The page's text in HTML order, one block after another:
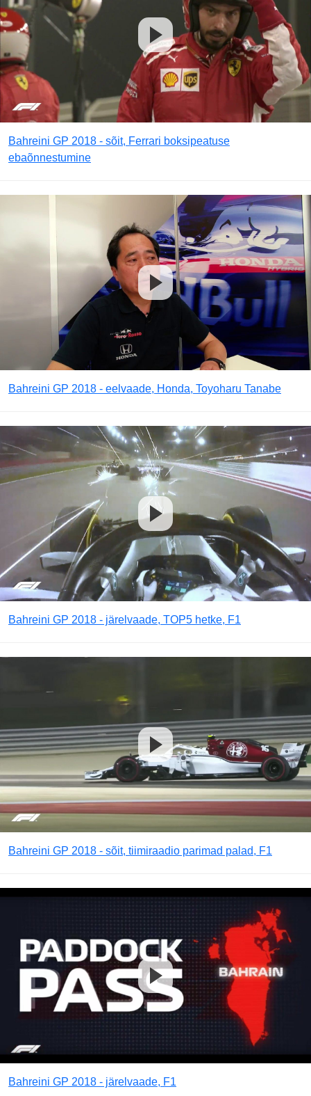
Bahreini GP 2018 - sõit, Ferrari boksipeatuse
ebaõnnestumine
Bahreini GP 2018 - eelvaade, Honda, Toyoharu Tanabe
Bahreini GP 2018 - järelvaade, TOP5 hetke, F1
Bahreini GP 2018 - sõit, tiimiraadio parimad palad, F1
Bahreini GP 2018 - järelvaade, F1